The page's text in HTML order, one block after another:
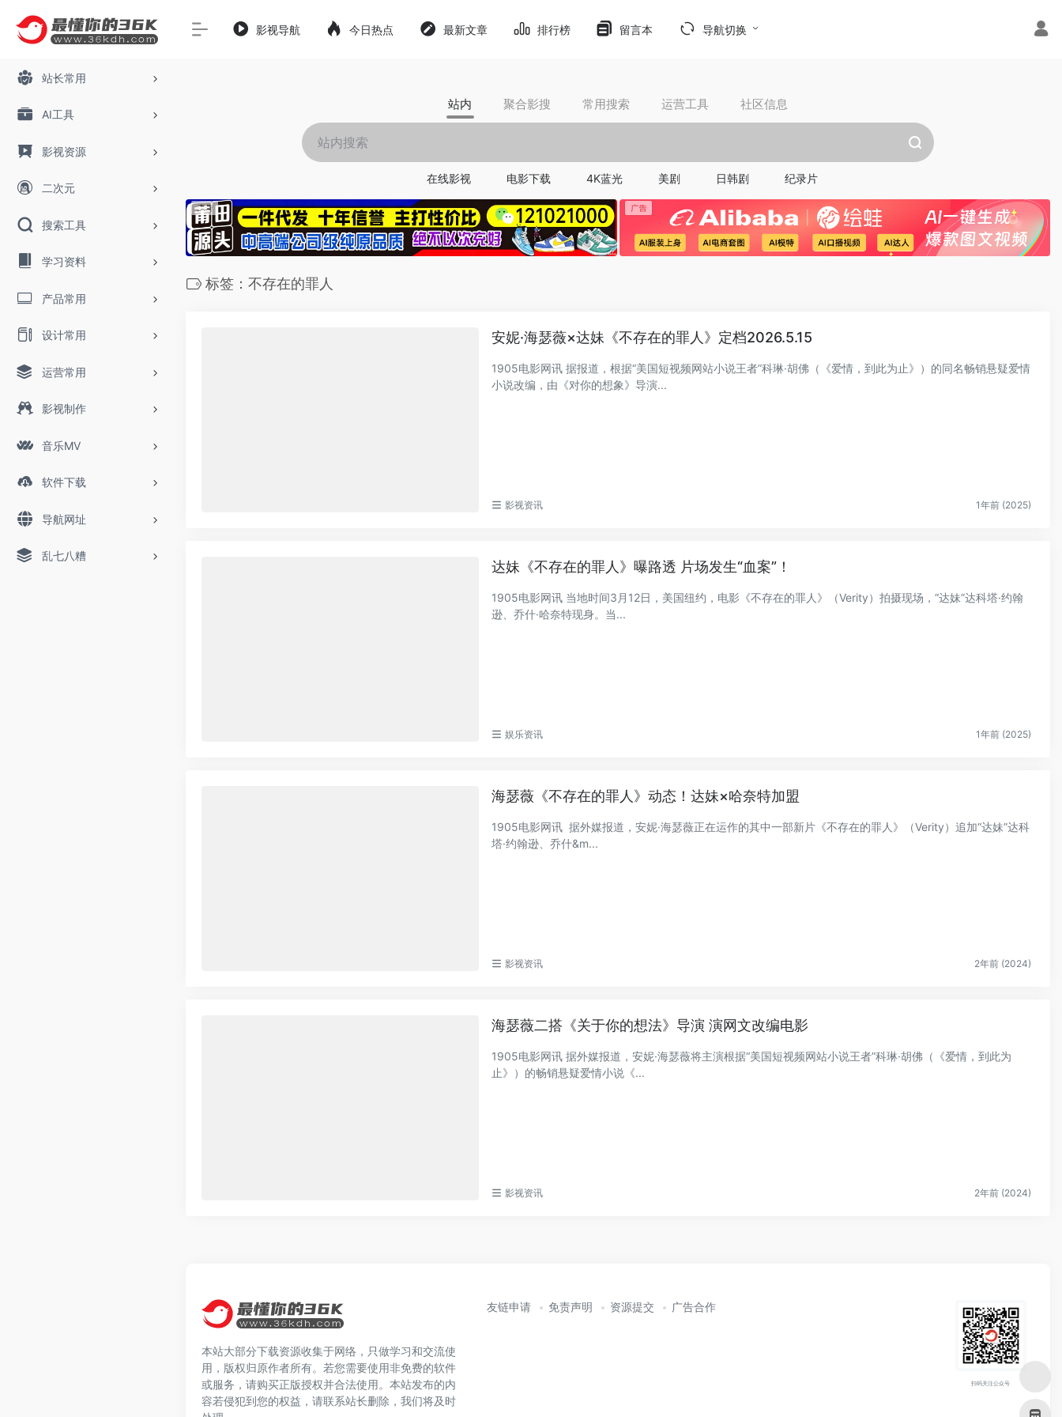
站长常用
AI工具
影视资源
二次元
搜索工具
学习资料
产品常用
设计常用
运营常用
影视制作
音乐MV
软件下载
导航网址
乱七八糟
影视导航 今日热点 最新文章 排行榜 留言本 导航切换
站内 聚合影搜 常用搜索 运营工具 社区信息
在线影视 电影下载 4K蓝光 美剧 日韩剧 纪录片
标签：不存在的罪人
安妮·海瑟薇×达妹《不存在的罪人》定档2026.5.15
1905电影网讯 据报道，根据“美国短视频网站小说王者”科琳·胡佛（《爱情，到此为止》）的同名畅销悬疑爱情
小说改编，由《对你的想象》导演...
影视资讯 1年前 (2025)
达妹《不存在的罪人》曝路透 片场发生“血案”！
1905电影网讯 当地时间3月12日，美国纽约，电影《不存在的罪人》（Verity）拍摄现场，“达妹”达科塔·约翰
逊、乔什·哈奈特现身。当...
娱乐资讯 1年前 (2025)
海瑟薇《不存在的罪人》动态！达妹×哈奈特加盟
1905电影网讯 据外媒报道，安妮·海瑟薇正在运作的其中一部新片《不存在的罪人》（Verity）追加“达妹”达科
塔·约翰逊、乔什&m...
影视资讯 2年前 (2024)
海瑟薇二搭《关于你的想法》导演 演网文改编电影
1905电影网讯 据外媒报道，安妮·海瑟薇将主演根据“美国短视频网站小说王者”科琳·胡佛（《爱情，到此为
止》）的畅销悬疑爱情小说《...
影视资讯 2年前 (2024)
本站大部分下载资源收集于网络，只做学习和交流使
用，版权归原作者所有。若您需要使用非免费的软件
或服务，请购买正版授权并合法使用。本站发布的内
容若侵犯到您的权益，请联系站长删除，我们将及时
友链申请 免责声明 资源提交 广告合作
扫码关注公众号